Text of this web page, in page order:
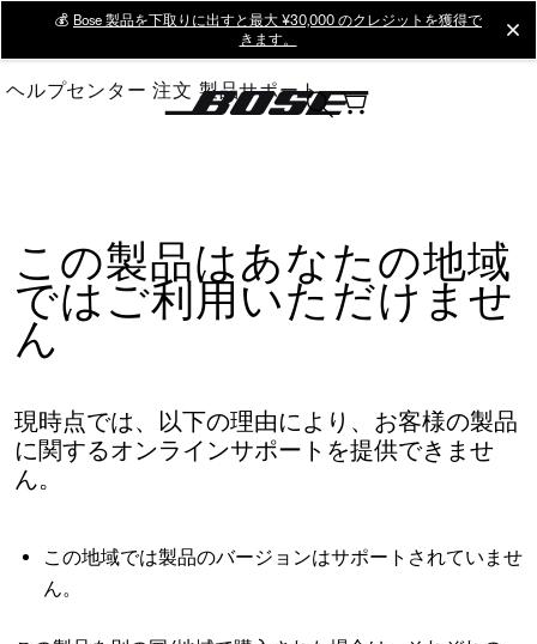
Main
💰 Bose 製品を下取りに出すと最大 ¥30,000 のクレジットを獲得で
きます。
ヘルプセンター 注文 製品サポート
この製品はあなたの地域
ではご利用いただけませ
ん
現時点では、以下の理由により、お客様の製品
に関するオンラインサポートを提供できませ
ん。
この地域では製品のバージョンはサポートされていませ
ん。